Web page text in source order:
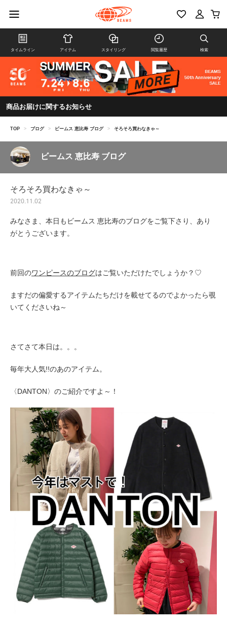
タイムライン アイテム スタイリング 閲覧履歴 検索
商品お届けに関するお知らせ
TOP > ブログ > ビームス 恵比寿 ブログ > そろそろ買わなきゃ～
ビームス 恵比寿 ブログ
そろそろ買わなきゃ～
2020.11.02
みなさま、本日もビームス 恵比寿のブログをご覧下さり、あり
がとうございます。
前回のワンピースのブログはご覧いただけたでしょうか？♡
ますだの偏愛するアイテムたちだけを載せてるのでよかったら覗
いてくださいね～
さてさて本日は。。。
毎年大人気!!のあのアイテム。
〈DANTON〉のご紹介ですよ～！